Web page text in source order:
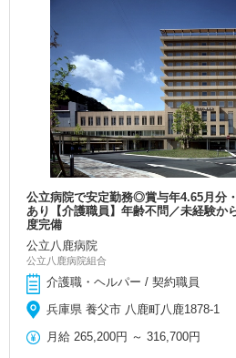
公立病院で安定勤務◎賞与年4.65月分
あり【介護職員】年齢不問／未経験か
度完備
公立八鹿病院
公立八鹿病院組合
介護職・ヘルパー / 契約職員
兵庫県 養父市 八鹿町八鹿1878-1
月給 265,200円 ～316,700円